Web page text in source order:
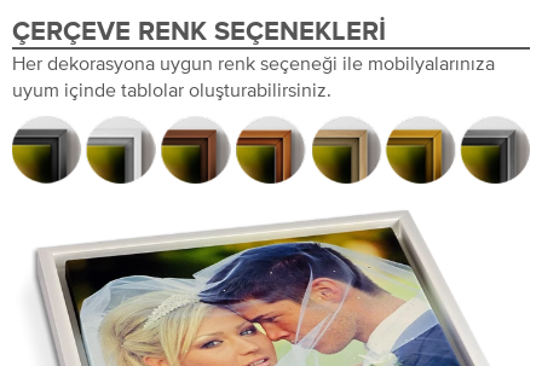
ÇERÇEVE RENK SEÇENEKLERI
Her dekorasyona uygun renk seçeneği ile mobilyalarınıza
uyum içinde tablolar oluşturabilirsiniz.